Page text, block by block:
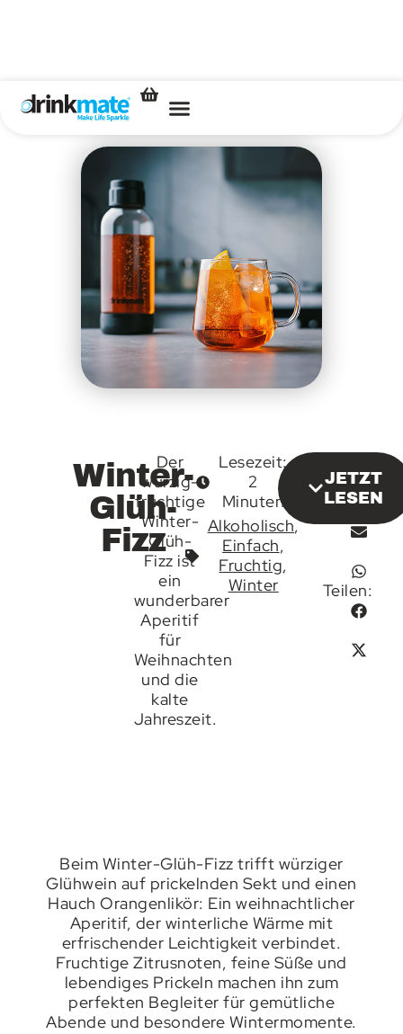
Winter-
Glüh-
Fizz
Der
würzig-
fruchtige
Winter-
Glüh-
Fizz ist
ein
wunderbarer
Aperitif
für
Weihnachten
und die
kalte
Jahreszeit.
Lesezeit:
2
Minuten
Alkoholisch,
Einfach,
Fruchtig,
Winter
JETZT
LESEN
Teilen:
Beim Winter-Glüh-Fizz trifft würziger
Glühwein auf prickelnden Sekt und einen
Hauch Orangenlikör: Ein weihnachtlicher
Aperitif, der winterliche Wärme mit
erfrischender Leichtigkeit verbindet.
Fruchtige Zitrusnoten, feine Süße und
lebendiges Prickeln machen ihn zum
perfekten Begleiter für gemütliche
Abende und besondere Wintermomente.